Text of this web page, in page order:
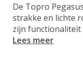
De Topro
strakke en lichte
zijn functionaliteit
Lees meer